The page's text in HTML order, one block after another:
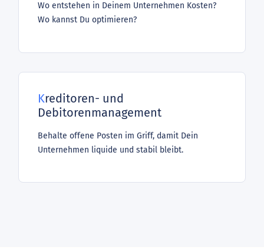
Wo entstehen in Deinem Unternehmen Kosten?
Wo kannst Du optimieren?
Kreditoren- und
Debitorenmanagement
Behalte offene Posten im Griff, damit Dein
Unternehmen liquide und stabil bleibt.